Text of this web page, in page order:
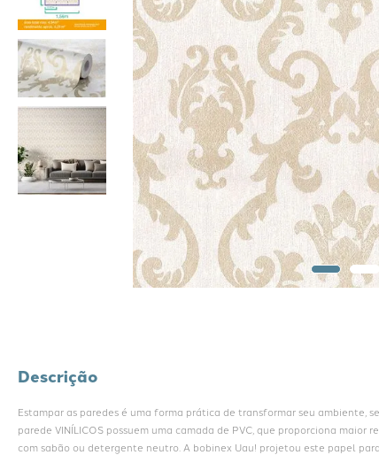
Descrição
Estampar as paredes é uma forma prática de transformar seu ambiente,
parede VINÍLICOS possuem uma camada de PVC, que proporciona maior
com sabão ou detergente neutro. A bobinex Uau! projetou este papel